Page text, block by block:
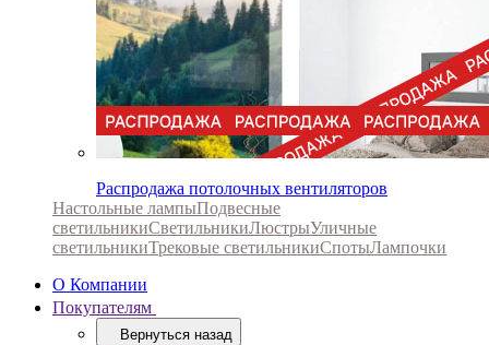
Распродажа потолочных вентиляторов
Настольные лампыПодвесные
светильникиСветильникиЛюстрыУличные
светильникиТрековые светильникиСпотыЛампочки
О Компании
Покупателям
Вернуться назад